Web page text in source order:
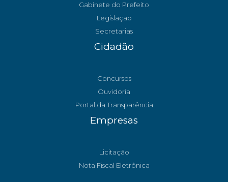
Gabinete do Prefeito
Legislação
Secretarias
Cidadão
Concursos
Ouvidoria
Portal da Transparência
Empresas
Licitação
Nota Fiscal Eletrônica